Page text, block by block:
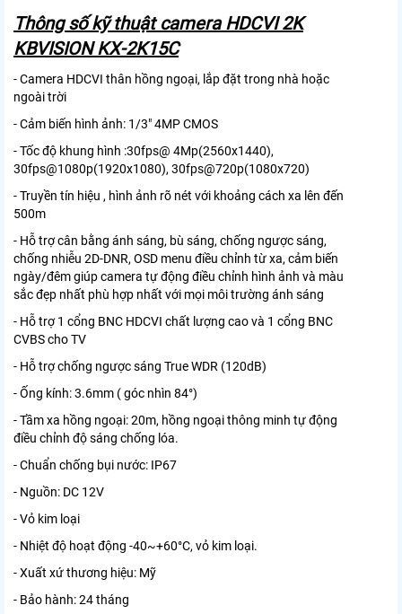
Thông số kỹ thuật camera HDCVI 2K
KBVISION KX-2K15C
- Camera HDCVI thân hồng ngoại, lắp đặt trong nhà hoặc
ngoài trời
- Cảm biến hình ảnh: 1/3" 4MP CMOS
- Tốc độ khung hình :30fps@ 4Mp(2560x1440),
30fps@1080p(1920x1080), 30fps@720p(1080x720)
- Truyền tín hiệu , hình ảnh rõ nét với khoảng cách xa lên đến
500m
- Hỗ trợ cân bằng ánh sáng, bù sáng, chống ngược sáng,
chống nhiễu 2D-DNR, OSD menu điều chỉnh từ xa, cảm biến
ngày/đêm giúp camera tự động điều chỉnh hình ảnh và màu
sắc đẹp nhất phù hợp nhất với mọi môi trường ánh sáng
- Hỗ trợ 1 cổng BNC HDCVI chất lượng cao và 1 cổng BNC
CVBS cho TV
- Hỗ trợ chống ngược sáng True WDR (120dB)
- Ống kính: 3.6mm ( góc nhìn 84°)
- Tầm xa hồng ngoại: 20m, hồng ngoại thông minh tự động
điều chỉnh độ sáng chống lóa.
- Chuẩn chống bụi nước: IP67
- Nguồn: DC 12V
- Vỏ kim loại
- Nhiệt độ hoạt động -40~+60°C, vỏ kim loại.
- Xuất xứ thương hiệu: Mỹ
- Bảo hành: 24 tháng